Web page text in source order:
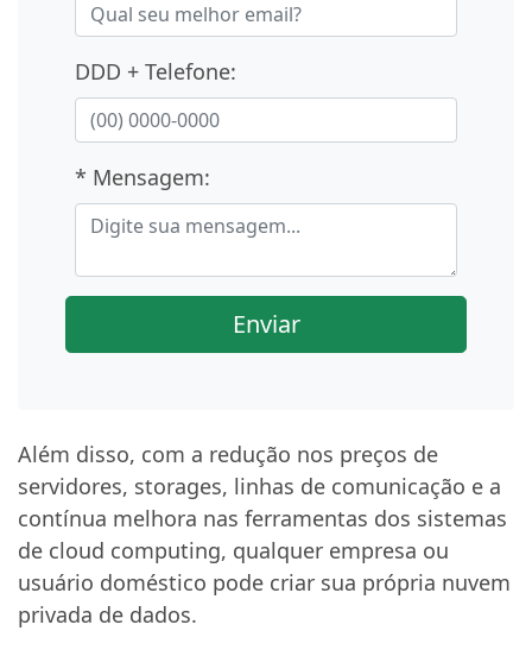
DDD + Telefone:
* Mensagem:
Enviar
Além disso, com a redução nos preços de
servidores, storages, linhas de comunicação e a
contínua melhora nas ferramentas dos sistemas
de cloud computing, qualquer empresa ou
usuário doméstico pode criar sua própria nuvem
privada de dados.